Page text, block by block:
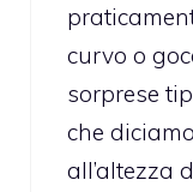
curvo o
sorprese
che
all’altezza